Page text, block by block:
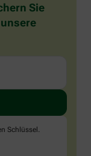
Sie
Schlüssel